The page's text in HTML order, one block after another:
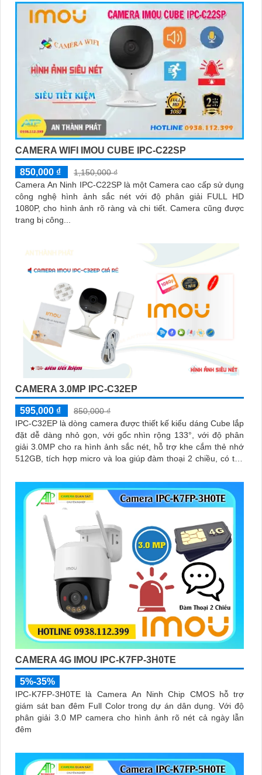
CAMERA WIFI IMOU CUBE IPC-C22SP
850,000 ₫
1,150,000 ₫
Camera An Ninh IPC-C22SP là một Camera cao cấp sử dụng
công nghệ hình ảnh sắc nét với độ phân giải FULL HD
1080P, cho hình ảnh rõ ràng và chi tiết. Camera cũng được
trang bị công...
CAMERA 3.0MP IPC-C32EP
595,000 ₫
850,000 ₫
IPC-C32EP là dòng camera được thiết kế kiểu dáng Cube lắp
đặt dễ dàng nhỏ gọn, với gốc nhìn rộng 133°, với độ phân
giải 3.0MP cho ra hình ảnh sắc nét, hỗ trợ khe cắm thẻ nhớ
512GB, tích hợp micro và loa giúp đàm thoại 2 chiều, có thể
CAMERA 4G IMOU IPC-K7FP-3H0TE
5%-35%
IPC-K7FP-3H0TE là Camera An Ninh Chip CMOS hỗ trợ
giám sát ban đêm Full Color trong dự án dân dụng. Với độ
phân giải 3.0 MP camera cho hình ảnh rõ nét cả ngày lẫn
đêm